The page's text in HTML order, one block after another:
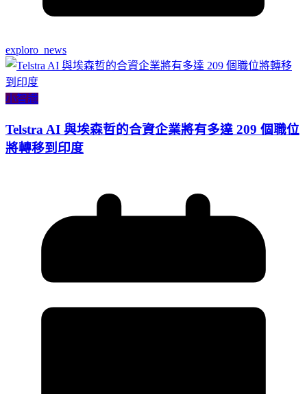
exploro_news
小智識
Telstra AI 與埃森哲的合資企業將有多達 209 個職位
將轉移到印度